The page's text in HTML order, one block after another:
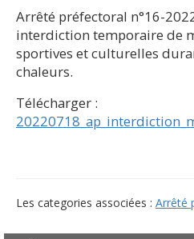
Arrêté préfectoral n°16-
interdiction temporaire de
sportives et culturelles
chaleurs.
Télécharger :
Les categories associées : Arrêté